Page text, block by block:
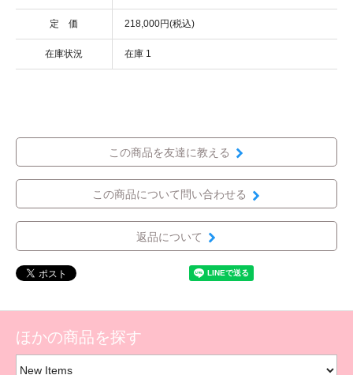
定 価 218,000円(税込)
在庫状況 在庫 1
この商品を友達に教える
この商品について問い合わせる
返品について
ほかの商品を探す